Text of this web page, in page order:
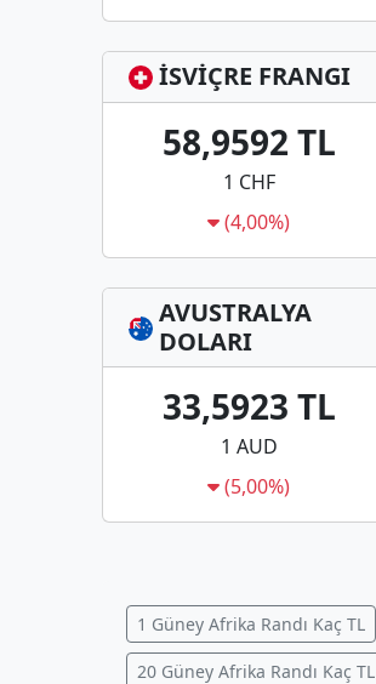
İSVİÇRE FRANGI
58,9592 TL
1 CHF
(4,00%)
AVUSTRALYA
DOLARI
33,5923 TL
1 AUD
(5,00%)
1 Güney Afrika Randı Kaç TL
20 Güney Afrika Randı Kaç TL